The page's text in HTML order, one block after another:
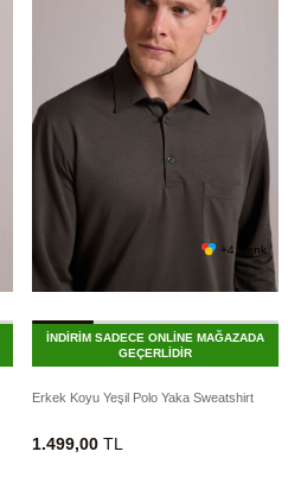
+4 Renk
İNDİRİM SADECE ONLİNE MAĞAZADA
GEÇERLİDİR
Erkek Koyu Yeşil Polo Yaka Sweatshirt
1.499,00 TL